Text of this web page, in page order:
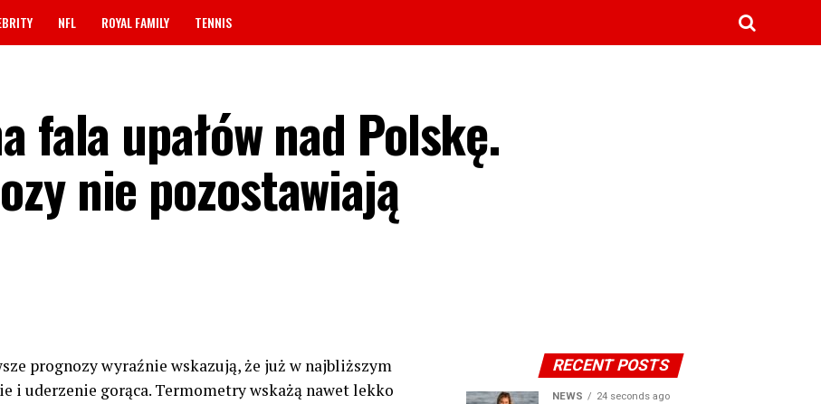
NFL ROYAL FAMILY TENNIS
fala upałów nad Polskę.
nie pozostawiają
prognozy wyraźnie wskazują, że już w najbliższym
i uderzenie gorąca. Termometry wskażą nawet lekko
RECENT POSTS
NEWS 24 seconds ago